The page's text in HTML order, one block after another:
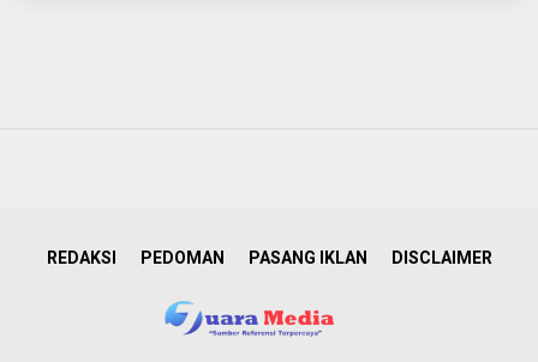
REDAKSI PEDOMAN PASANG IKLAN DISCLAIMER